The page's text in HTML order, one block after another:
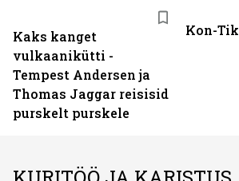
Kaks kanget
vulkaanikütti -
Tempest Andersen ja
Thomas Jaggar reisisid
purskelt purskele
Kon-